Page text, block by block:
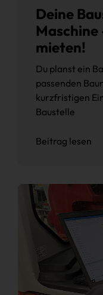
Deine
mieten!
Du planst ein
passenden
kurzfristigen
Baustelle
Beitrag lesen